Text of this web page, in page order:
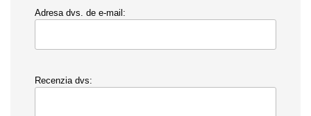
Adresa dvs. de e-mail:
Recenzia dvs: